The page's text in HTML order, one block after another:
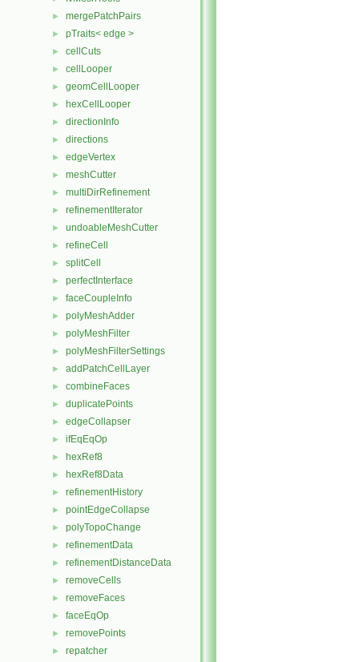
► mergePatchPairs
► pTraits< edge >
► cellCuts
► cellLooper
► geomCellLooper
► hexCellLooper
► directionInfo
► directions
► edgeVertex
► meshCutter
► multiDirRefinement
► refinementIterator
► undoableMeshCutter
► refineCell
► splitCell
► perfectInterface
► faceCoupleInfo
► polyMeshAdder
► polyMeshFilter
► polyMeshFilterSettings
► addPatchCellLayer
► combineFaces
► duplicatePoints
► edgeCollapser
► ifEqEqOp
► hexRef8
► hexRef8Data
► refinementHistory
► pointEdgeCollapse
► polyTopoChange
► refinementData
► refinementDistanceData
► removeCells
► removeFaces
► faceEqOp
► removePoints
► repatcher